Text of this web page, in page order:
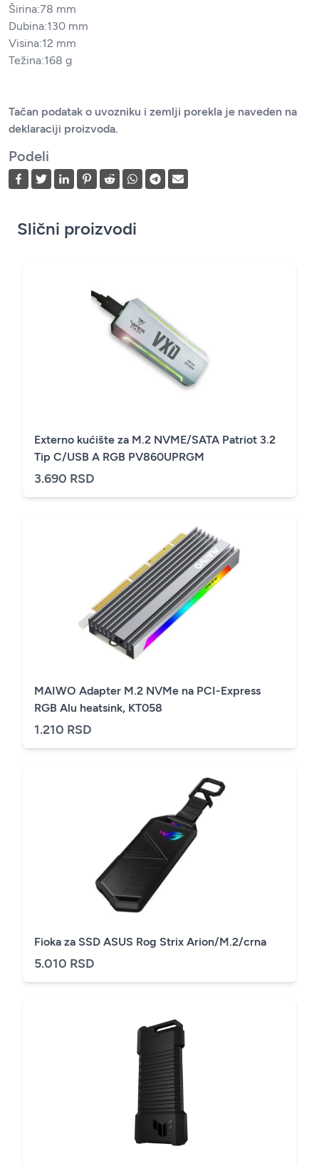
Širina:78 mm
Dubina:130 mm
Visina:12 mm
Težina:168 g
Tačan podatak o uvozniku i zemlji porekla je naveden na
deklaraciji proizvoda.
Podeli
Slični proizvodi
Externo kućište za M.2 NVME/SATA Patriot 3.2
Tip C/USB A RGB PV860UPRGM
3.690 RSD
MAIWO Adapter M.2 NVMe na PCI-Express
RGB Alu heatsink, KT058
1.210 RSD
Fioka za SSD ASUS Rog Strix Arion/M.2/crna
5.010 RSD